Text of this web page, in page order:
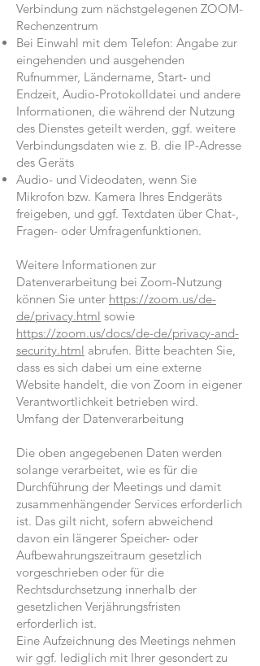
Verbindung zum nächstgelegenen ZOOM-
Rechenzentrum
Bei Einwahl mit dem Telefon: Angabe zur
eingehenden und ausgehenden
Rufnummer, Ländername, Start- und
Endzeit, Audio-Protokolldatei und andere
Informationen, die während der Nutzung
des Dienstes geteilt werden, ggf. weitere
Verbindungsdaten wie z. B. die IP-Adresse
des Geräts
Audio- und Videodaten, wenn Sie
Mikrofon bzw. Kamera Ihres Endgeräts
freigeben, und ggf. Textdaten über Chat-,
Fragen- oder Umfragenfunktionen.
Weitere Informationen zur
Datenverarbeitung bei Zoom-Nutzung
können Sie unter https://zoom.us/de-
de/privacy.html sowie
https://zoom.us/docs/de-de/privacy-and-
security.html abrufen. Bitte beachten Sie,
dass es sich dabei um eine externe
Website handelt, die von Zoom in eigener
Verantwortlichkeit betrieben wird.
Umfang der Datenverarbeitung
Die oben angegebenen Daten werden
solange verarbeitet, wie es für die
Durchführung der Meetings und damit
zusammenhängender Services erforderlich
ist. Das gilt nicht, sofern abweichend
davon ein längerer Speicher- oder
Aufbewahrungszeitraum gesetzlich
vorgeschrieben oder für die
Rechtsdurchsetzung innerhalb der
gesetzlichen Verjährungsfristen
erforderlich ist.
Eine Aufzeichnung des Meetings nehmen
wir ggf. lediglich mit Ihrer gesondert zu